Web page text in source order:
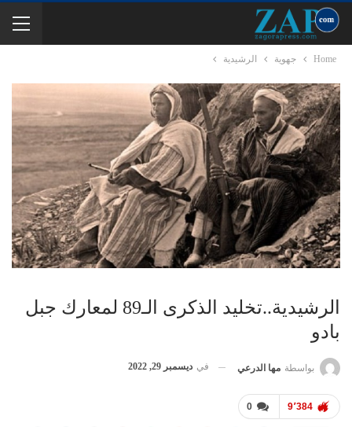
Home جهوية الرشيدية
الرشيدية..تخليد الذكرى الـ89 لمعارك جبل
بادو
بواسطة مها الدرعي في ديسمبر 29, 2022
0 9٬384